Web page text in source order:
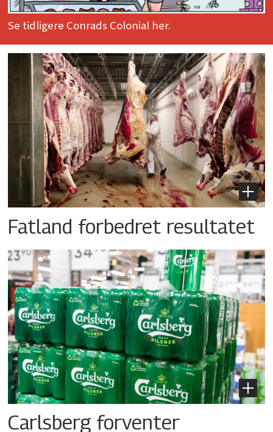
Se tidligere Conrads Colonial her.
Fatland forbedret resultatet
Carlsberg forventer